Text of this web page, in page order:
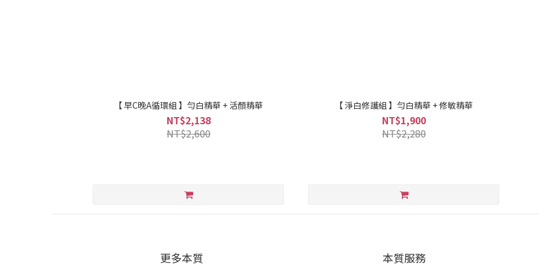
【 早C晚A循環組 】勻白精華 + 活顏精華
NT$2,138
NT$2,600
【 淨白修護組 】勻白精華 + 修敏精華
NT$1,900
NT$2,280
更多本質 本質服務